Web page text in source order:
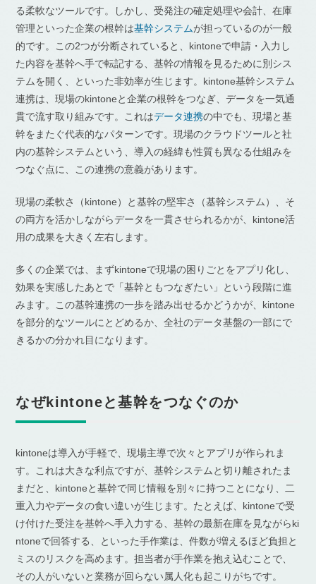
る柔軟なツールです。しかし、受発注の確定処理や会計、在庫
管理といった企業の根幹は基幹システムが担っているのが一般
的です。この2つが分断されていると、kintoneで申請・入力し
た内容を基幹へ手で転記する、基幹の情報を見るために別シス
テムを開く、といった非効率が生じます。kintone基幹システム
連携は、現場のkintoneと企業の根幹をつなぎ、データを一気通
貫で流す取り組みです。これはデータ連携の中でも、現場と基
幹をまたぐ代表的なパターンです。現場のクラウドツールと社
内の基幹システムという、導入の経緯も性質も異なる仕組みを
つなぐ点に、この連携の意義があります。
現場の柔軟さ（kintone）と基幹の堅牢さ（基幹システム）、そ
の両方を活かしながらデータを一貫させられるかが、kintone活
用の成果を大きく左右します。
多くの企業では、まずkintoneで現場の困りごとをアプリ化し、
効果を実感したあとで「基幹ともつなぎたい」という段階に進
みます。この基幹連携の一歩を踏み出せるかどうかが、kintone
を部分的なツールにとどめるか、全社のデータ基盤の一部にで
きるかの分かれ目になります。
なぜkintoneと基幹をつなぐのか
kintoneは導入が手軽で、現場主導で次々とアプリが作られま
す。これは大きな利点ですが、基幹システムと切り離されたま
まだと、kintoneと基幹で同じ情報を別々に持つことになり、二
重入力やデータの食い違いが生じます。たとえば、kintoneで受
け付けた受注を基幹へ手入力する、基幹の最新在庫を見ながらki
ntoneで回答する、といった手作業は、件数が増えるほど負担と
ミスのリスクを高めます。担当者が手作業を抱え込むことで、
その人がいないと業務が回らない属人化も起こりがちです。